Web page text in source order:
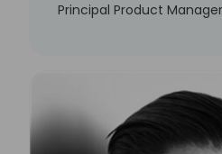
Principal Product